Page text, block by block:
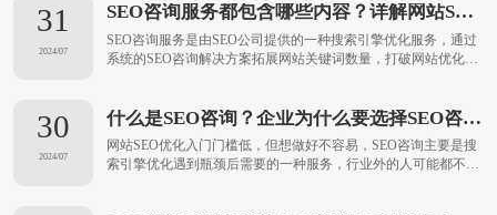
31
2024/07
SEO咨询服务都包含哪些内容？详解网站SEO咨询服务解决方案
SEO咨询服务是由SEO公司提供的一种搜索引擎优化服务，通过
系统的SEO咨询解决方案拓展网站关键词数量，打破网站优化瓶
案，一起来看看吧。...
30
2024/07
什么是SEO咨询？企业为什么要选择SEO咨询服务
网站SEO优化入门门槛低，但想做好不容易，SEO咨询主要是搜
索引擎优化遇到瓶颈后需要的一种服务，行业外的人可能都不知